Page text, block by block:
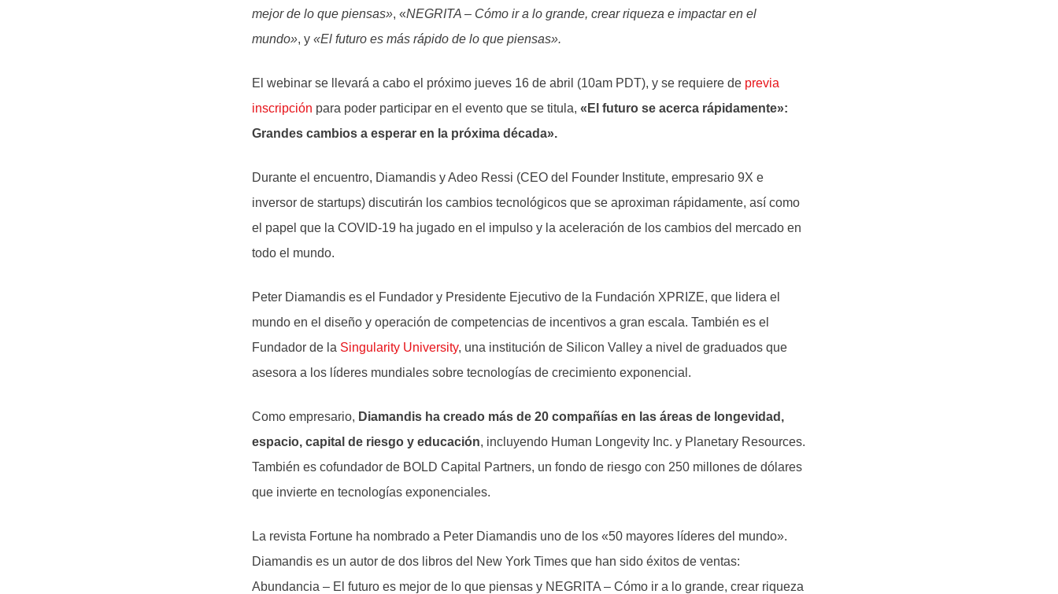
mejor de lo que piensas», «NEGRITA – Cómo ir a lo grande, crear riqueza e impactar en el
mundo», y «El futuro es más rápido de lo que piensas».
El webinar se llevará a cabo el próximo jueves 16 de abril (10am PDT), y se requiere de previa
inscripción para poder participar en el evento que se titula, «El futuro se acerca rápidamente»:
Grandes cambios a esperar en la próxima década».
Durante el encuentro, Diamandis y Adeo Ressi (CEO del Founder Institute, empresario 9X e
inversor de startups) discutirán los cambios tecnológicos que se aproximan rápidamente, así como
el papel que la COVID-19 ha jugado en el impulso y la aceleración de los cambios del mercado en
todo el mundo.
Peter Diamandis es el Fundador y Presidente Ejecutivo de la Fundación XPRIZE, que lidera el
mundo en el diseño y operación de competencias de incentivos a gran escala. También es el
Fundador de la Singularity University, una institución de Silicon Valley a nivel de graduados que
asesora a los líderes mundiales sobre tecnologías de crecimiento exponencial.
Como empresario, Diamandis ha creado más de 20 compañías en las áreas de longevidad,
espacio, capital de riesgo y educación, incluyendo Human Longevity Inc. y Planetary Resources.
También es cofundador de BOLD Capital Partners, un fondo de riesgo con 250 millones de dólares
que invierte en tecnologías exponenciales.
La revista Fortune ha nombrado a Peter Diamandis uno de los «50 mayores líderes del mundo».
Diamandis es un autor de dos libros del New York Times que han sido éxitos de ventas:
Abundancia – El futuro es mejor de lo que piensas y NEGRITA – Cómo ir a lo grande, crear riqueza